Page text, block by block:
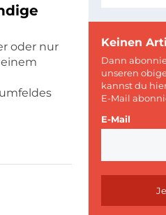
oder nur
Keinen
Dann
unseren
kannst du
E-Mail
E-Mail